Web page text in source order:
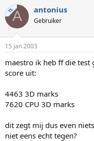
TSA antonius
Gebruiker
15 jan 2003
maestro ik heb ff die test
score uit:
4463 3D marks
7620 CPU 3D marks
dit zegt mij dus even
niet eens echt tegen?